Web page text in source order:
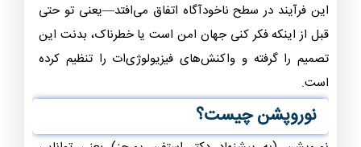
این فرآیند در سطح ناخودآگاه اتفاق می‌افتد—یعنی تو حتی
قبل از اینکهفکر کنی جهان امن است یا خطرناک، بدنت این
تصمیم را گرفته و واکنش‌های فیزیولوژی‌ات را تنظیم کرده
است.
نوروپشن چیست؟